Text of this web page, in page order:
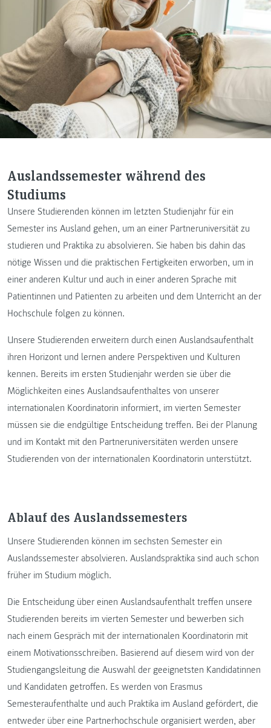
Auslandssemester während des
Studiums
Unsere Studierenden können im letzten Studienjahr für ein
Semester ins Ausland gehen, um an einer Partneruniversität zu
studieren und Praktika zu absolvieren. Sie haben bis dahin das
nötige Wissen und die praktischen Fertigkeiten erworben, um in
einer anderen Kultur und auch in einer anderen Sprache mit
Patientinnen und Patienten zu arbeiten und dem Unterricht an der
Hochschule folgen zu können.
Unsere Studierenden erweitern durch einen Auslandsaufenthalt
ihren Horizont und lernen andere Perspektiven und Kulturen
kennen. Bereits im ersten Studienjahr werden sie über die
Möglichkeiten eines Auslandsaufenthaltes von unserer
internationalen Koordinatorin informiert, im vierten Semester
müssen sie die endgültige Entscheidung treffen. Bei der Planung
und im Kontakt mit den Partneruniversitäten werden unsere
Studierenden von der internationalen Koordinatorin unterstützt.
Ablauf des Auslandssemesters
Unsere Studierenden können im sechsten Semester ein
Auslandssemester absolvieren. Auslandspraktika sind auch schon
früher im Studium möglich.
Die Entscheidung über einen Auslandsaufenthalt treffen unsere
Studierenden bereits im vierten Semester und bewerben sich
nach einem Gespräch mit der internationalen Koordinatorin mit
einem Motivationsschreiben. Basierend auf diesem wird von der
Studiengangsleitung die Auswahl der geeignetsten Kandidatinnen
und Kandidaten getroffen. Es werden von Erasmus
Semesteraufenthalte und auch Praktika im Ausland gefördert, die
entweder über eine Partnerhochschule organisiert werden, aber